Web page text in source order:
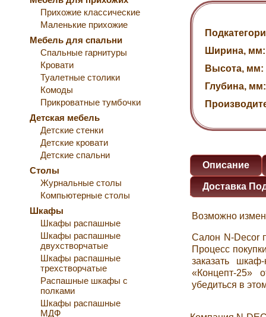
Прихожие классические
Маленькие прихожие
Мебель для спальни
Спальные гарнитуры
Кровати
Туалетные столики
Комоды
Прикроватные тумбочки
Детская мебель
Детские стенки
Детские кровати
Детские спальни
Столы
Журнальные столы
Компьютерные столы
Шкафы
Шкафы распашные
Шкафы распашные
двухстворчатые
Шкафы распашные
трехстворчатые
Распашные шкафы с
полками
Шкафы распашные
МДФ
Ширина, мм:
Высота, мм:
Глубина, мм:
Описание
Доставка
Возможно
Салон N-Decor
Процесс
заказать
«Концепт-25»
убедиться в